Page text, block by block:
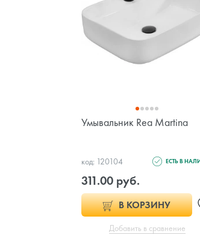
Умывальник Rea Martina
код: 120104 ЕСТЬ В
311.00 руб.
В КОРЗИНУ
Добавить в сравнение